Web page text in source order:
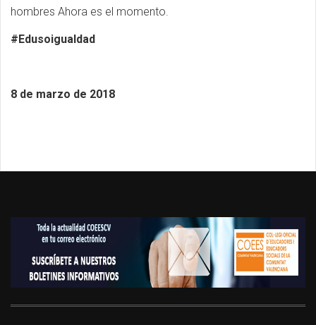
hombres Ahora es el momento.
#Edusoigualdad
8 de marzo de 2018